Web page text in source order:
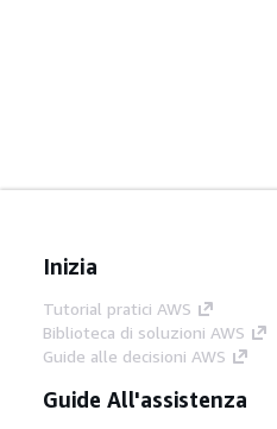
Inizia
Tutorial pratici AWS
Biblioteca di soluzioni AWS
Guide alle decisioni AWS
Guide All'assistenza